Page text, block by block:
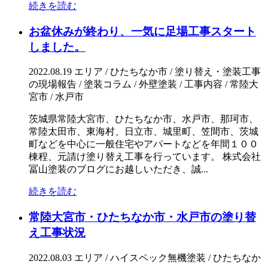
続きを読む
お盆休みが終わり、一気に足場工事スタート
しました。
2022.08.19 エリア / ひたちなか市 / 塗り替え・塗装工事
の現場報告 / 塗装コラム / 外壁塗装 / 工事内容 / 常陸大
宮市 / 水戸市
茨城県常陸大宮市、ひたちなか市、水戸市、那珂市、
常陸太田市、東海村、日立市、城里町、笠間市、茨城
町などを中心に一般住宅やアパートなどを年間１００
棟程、元請け塗り替え工事を行っています。 株式会社
冨山塗装のブログにお越しいただき、誠...
続きを読む
常陸大宮市・ひたちなか市・水戸市の塗り替
え工事状況
2022.08.03 エリア / ハイスペック無機塗装 / ひたちなか